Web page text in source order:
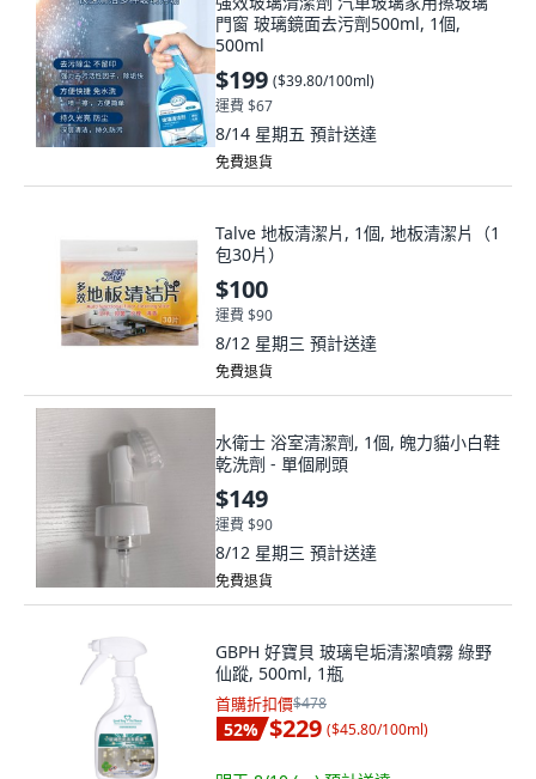
門窗 玻璃鏡面去污劑500ml, 1個,
500ml
$199 ($39.80/100ml)
運費 $67
8/14 星期五 預計送達
免費退貨
Talve 地板清潔片, 1個, 地板清潔片（1
包30片）
$100
運費 $90
8/12 星期三 預計送達
免費退貨
水衛士 浴室清潔劑, 1個, 魄力貓小白鞋
乾洗劑 - 單個刷頭
$149
運費 $90
8/12 星期三 預計送達
免費退貨
GBPH 好寶貝 玻璃皂垢清潔噴霧 綠野
仙蹤, 500ml, 1瓶
首購折扣價$478
52% $229 ($45.80/100ml)